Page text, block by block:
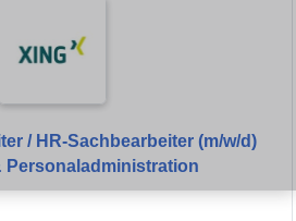
/ HR-Sachbearbeiter (m/w/d)
Personaladministration